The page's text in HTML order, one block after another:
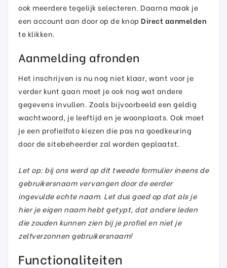
ook meerdere tegelijk selecteren. Daarna maak je
een account aan door op de knop Direct aanmelden
te klikken.
Aanmelding afronden
Het inschrijven is nu nog niet klaar, want voor je
verder kunt gaan moet je ook nog wat andere
gegevens invullen. Zoals bijvoorbeeld een geldig
wachtwoord, je leeftijd en je woonplaats. Ook moet
je een profielfoto kiezen die pas na goedkeuring
door de sitebeheerder zal worden geplaatst.
Let op: bij ons werd op dit tweede formulier ineens de
gebruikersnaam vervangen door de eerder
ingevulde echte naam. Let dus goed op dat als je
hier je eigen naam hebt getypt, dat andere leden
die zouden kunnen zien bij je profiel en niet je
zelfverzonnen gebruikersnaam!
Functionaliteiten